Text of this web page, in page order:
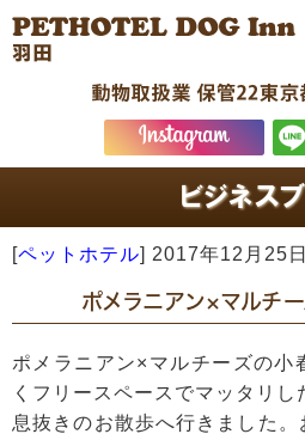
[ペットホテル] 2017年12月25日
ポメラニアン×マルチ
ポメラニアン×マルチーズの小
くフリースペースでマッタリし
息抜きのお散歩へ行きました